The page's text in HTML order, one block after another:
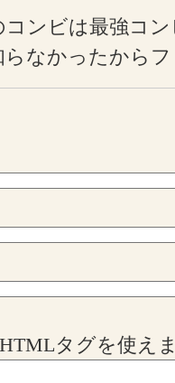
ンビは最強コ
なかったから
タグを使え